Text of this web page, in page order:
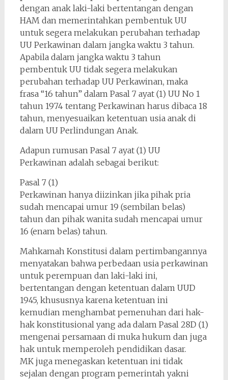
dengan anak laki-laki bertentangan dengan
HAM dan memerintahkan pembentuk UU
untuk segera melakukan perubahan terhadap
UU Perkawinan dalam jangka waktu 3 tahun.
Apabila dalam jangka waktu 3 tahun
pembentuk UU tidak segera melakukan
perubahan terhadap UU Perkawinan, maka
frasa “16 tahun” dalam Pasal 7 ayat (1) UU No 1
tahun 1974 tentang Perkawinan harus dibaca 18
tahun, menyesuaikan ketentuan usia anak di
dalam UU Perlindungan Anak.
Adapun rumusan Pasal 7 ayat (1) UU
Perkawinan adalah sebagai berikut:
Pasal 7 (1)
Perkawinan hanya diizinkan jika pihak pria
sudah mencapai umur 19 (sembilan belas)
tahun dan pihak wanita sudah mencapai umur
16 (enam belas) tahun.
Mahkamah Konstitusi dalam pertimbangannya
menyatakan bahwa perbedaan usia perkawinan
untuk perempuan dan laki-laki ini,
bertentangan dengan ketentuan dalam UUD
1945, khususnya karena ketentuan ini
kemudian menghambat pemenuhan dari hak-
hak konstitusional yang ada dalam Pasal 28D (1)
mengenai persamaan di muka hukum dan juga
hak untuk memperoleh pendidikan dasar.
MK juga menegaskan ketentuan ini tidak
sejalan dengan program pemerintah yakni